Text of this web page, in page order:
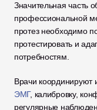
Значительная часть
профессиональной
протез необходимо
протестировать и
потребностям.
Врачи координируют
ЭМГ, калибровку,
регулярные